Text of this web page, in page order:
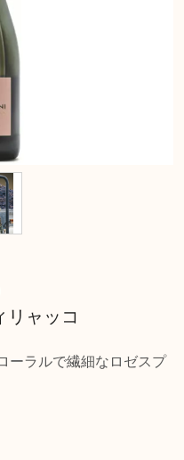
リャッコ
ーラルで繊細なロゼスプ